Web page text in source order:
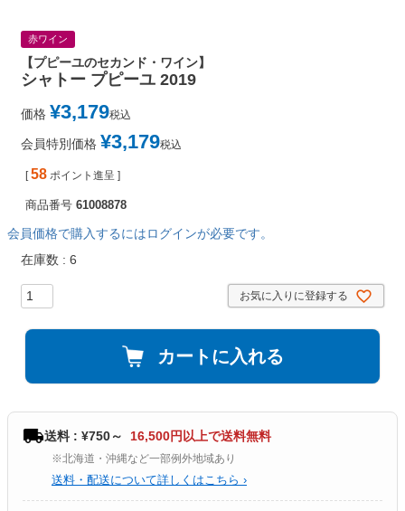
赤ワイン
【プピーユのセカンド・ワイン】
シャトー プピーユ 2019
価格 ¥3,179税込
会員特別価格 ¥3,179税込
[ 58 ポイント進呈 ]
商品番号 61008878
会員価格で購入するにはログインが必要です。
在庫数
6
お気に入りに登録する
カートに入れる
送料 : ¥750～ 16,500円以上で送料無料
※北海道・沖縄など一部例外地域あり
送料・配送について詳しくはこちら ›